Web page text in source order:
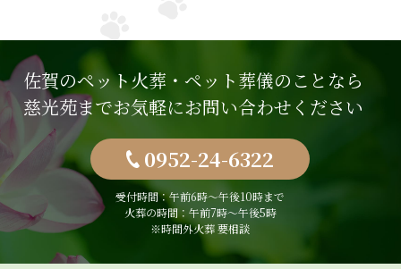
佐賀のペット火葬・ペット葬儀のことなら
慈光苑までお気軽にお問い合わせください
0952-24-6322
受付時間：午前6時〜午後10時まで
火葬の時間：午前7時～午後5時
※時間外火葬 要相談